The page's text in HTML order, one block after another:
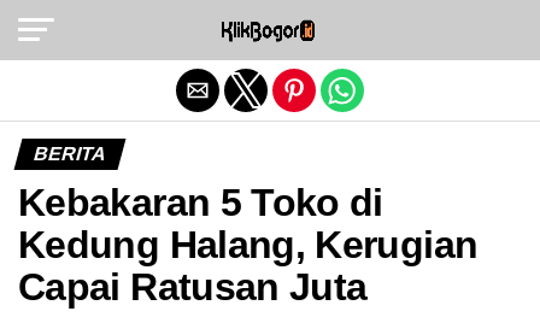
BERITA
Kebakaran 5 Toko di
Kedung Halang, Kerugian
Capai Ratusan Juta
Exit mobile version